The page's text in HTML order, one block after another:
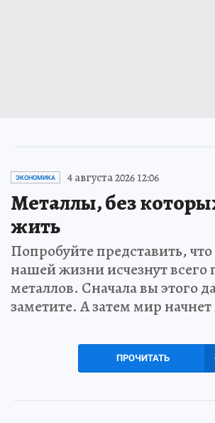
ЭКОНОМИКА 4 августа 2026 12:06
Металлы, без
жить
Попробуйте представить,
нашей жизни исчезнут всего
металлов. Сначала вы этого
заметите. А затем мир
ПРОЧИТАТЬ